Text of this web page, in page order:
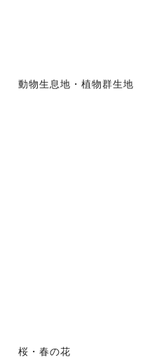
動物生息地・植物群生地
桜・春の花